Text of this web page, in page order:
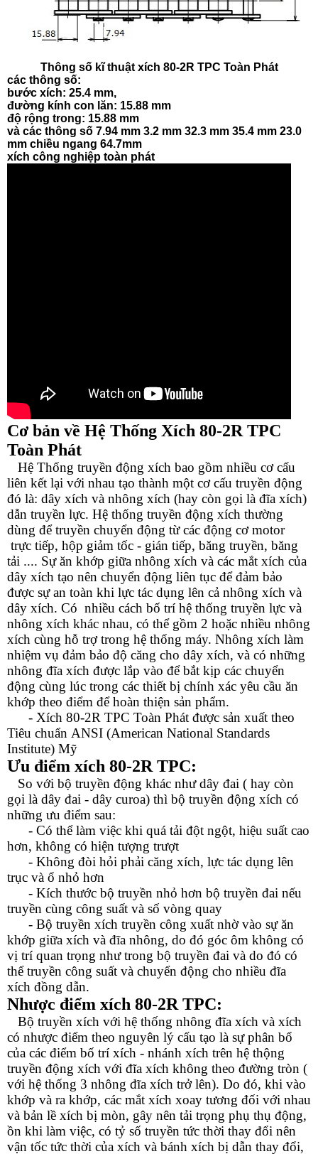
Thông số kĩ thuật xích 80-2R TPC Toàn Phát
các thông số:
bước xích: 25.4 mm,
đường kính con lăn: 15.88 mm
độ rộng trong: 15.88 mm
và các thông số 7.94 mm 3.2 mm 32.3 mm 35.4 mm 23.0
mm chiều ngang 64.7mm
xích công nghiệp toàn phát
Cơ bản về Hệ Thống Xích 80-2RTPC
Toàn Phát
Hệ Thống truyền động xích bao gồm nhiều cơ cấu
liên kết lại với nhau tạo thành một cơ cấu truyền động
đó là: dây xích và nhông xích (hay còn gọi là đĩa xích)
dẫn truyền lực. Hệ thống truyền động xích thường
dùng để truyền chuyển động từ các động cơ motor
trực tiếp, hộp giảm tốc - gián tiếp, băng truyền, băng
tải .... Sự ăn khớp giữa nhông xích và các mắt xích của
dây xích tạo nên chuyển động liên tục để đảm bảo
được sự an toàn khi lực tác dụng lên cả nhông xích và
dây xích. Có nhiều cách bố trí hệ thống truyền lực và
nhông xích khác nhau, có thể gồm 2 hoặc nhiều nhông
xích cùng hỗ trợ trong hệ thống máy. Nhông xích làm
nhiệm vụ đảm bảo độ căng cho dây xích, và có những
nhông đĩa xích được lắp vào để bắt kịp các chuyển
động cùng lúc trong các thiết bị chính xác yêu cầu ăn
khớp theo điểm để hoàn thiện sản phẩm.
- Xích 80-2R TPC Toàn Phát được sản xuất theo
Tiêu chuẩn ANSI (American National Standards
Institute) Mỹ
Ưu điểm xích 80-2R TPC:
So với bộ truyền động khác như dây đai ( hay còn
gọi là dây đai - dây curoa) thì bộ truyền động xích có
những ưu điểm sau:
- Có thể làm việc khi quá tải đột ngột, hiệu suất cao
hơn, không có hiện tượng trượt
- Không đòi hỏi phải căng xích, lực tác dụng lên
trục và ổ nhỏ hơn
- Kích thước bộ truyền nhỏ hơn bộ truyền đai nếu
truyền cùng công suất và số vòng quay
- Bộ truyền xích truyền công xuất nhờ vào sự ăn
khớp giữa xích và đĩa nhông, do đó góc ôm không có
vị trí quan trọng như trong bộ truyền đai và do đó có
thể truyền công suất và chuyển động cho nhiều đĩa
xích đồng dẫn.
Nhược điểm xích 80-2R TPC:
Bộ truyền xích với hệ thống nhông đĩa xích và xích
có nhược điểm theo nguyên lý cấu tạo là sự phân bổ
của các điểm bố trí xích - nhánh xích trên hệ thộng
truyền động xích với đĩa xích không theo đường tròn (
với hệ thống 3 nhông đĩa xích trở lên). Do đó, khi vào
khớp và ra khớp, các mắt xích xoay tương đối với nhau
và bản lề xích bị mòn, gây nên tải trọng phụ thụ động,
ồn khi làm việc, có tỷ số truyền tức thời thay đổi nên
vận tốc tức thời của xích và bánh xích bị dẫn thay đổi,